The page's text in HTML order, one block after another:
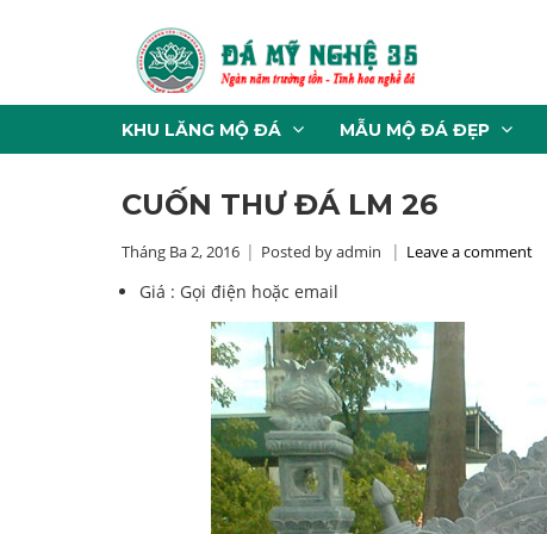
KHU LĂNG MỘ ĐÁ MẪU MỘ ĐÁ ĐẸP
CUỐN THƯ ĐÁ LM 26
Tháng Ba 2, 2016 Posted by admin Leave a comment
Giá : Gọi điện hoặc email